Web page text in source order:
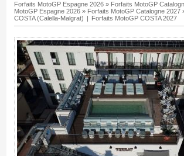
Forfaits MotoGP Espagne 2026» Forfaits MotoGP
MotoGP Espagne 2026» Forfaits MotoGP Catalogne 2027
COSTA (Calella-Malgrat) | Forfaits MotoGP COSTA 2027